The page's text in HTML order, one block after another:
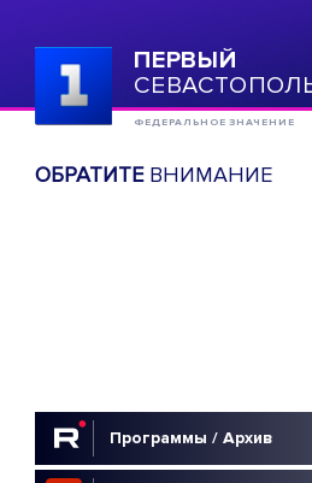
ПЕРВЫЙ
ФЕДЕРАЛЬНОЕ ЗНАЧЕНИЕ
ОБРАТИТЕВНИМАНИЕ
Программы / Архив